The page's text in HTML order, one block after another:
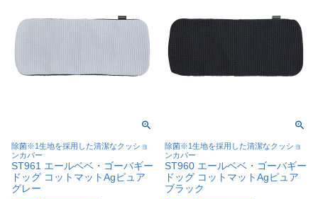
除菌※1生地を採用した清潔なクッショ
ンカバー
ST961 エールベベ・ゴーバギー
ドッグ コットマットAgピュア
グレー
除菌※1生地を採用した清潔なクッショ
ンカバー
ST960 エールベベ・ゴーバギー
ドッグ コットマットAgピュア
ブラック